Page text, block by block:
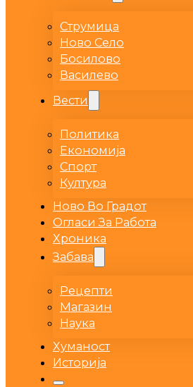
Струмица
Ново Село
Босилово
Василево
Вести
Политика
Економија
Спорт
Култура
Ново Во Градот
Огласи За Работа
Хроника
Забава
Рецепти
Магазин
Наука
Хуманост
Историја